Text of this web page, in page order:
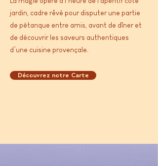
jardin, cadre rêvé pour disputer une partie
de pétanque entre amis, avant de dîner et
de découvrir les saveurs authentiques
d’une cuisine provençale.
Découvrez notre Carte